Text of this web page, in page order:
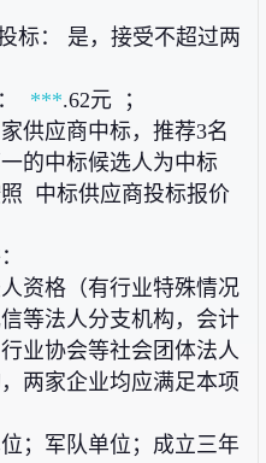
标： 是，接受不超过两
***.62元 ；
供应商中标，推荐3名
的中标候选人为中标
中标供应商投标报价
资格（有行业特殊情况
等法人分支机构，会计
业协会等社会团体法人
两家企业均应满足本项
；军队单位；成立三年